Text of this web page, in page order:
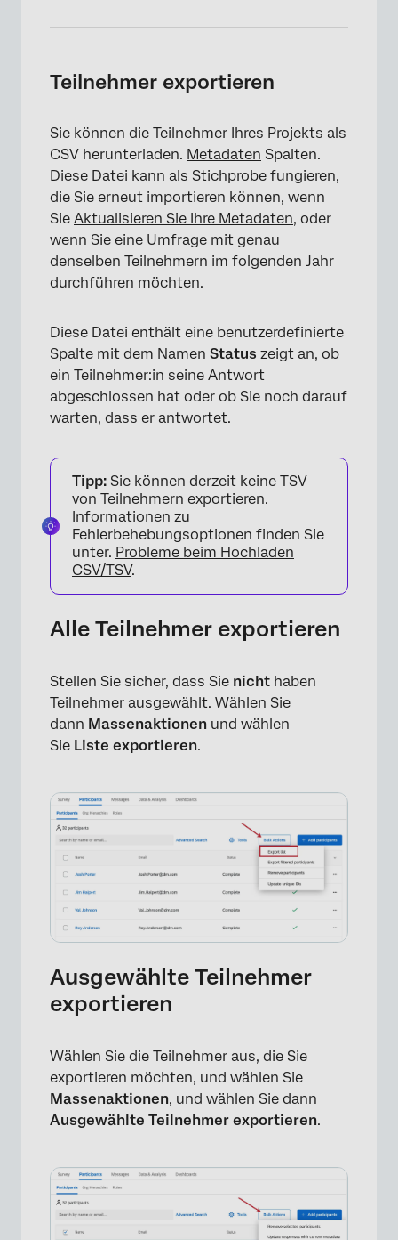
×
Teilnehmer exportieren
Sie können die Teilnehmer Ihres Projekts als
CSV herunterladen. Metadaten Spalten.
Diese Datei kann als Stichprobe fungieren,
die Sie erneut importieren können, wenn
Sie Aktualisieren Sie Ihre Metadaten, oder
wenn Sie eine Umfrage mit genau
denselben Teilnehmern im folgenden Jahr
durchführen möchten.
Diese Datei enthält eine benutzerdefinierte
Spalte mit dem Namen Status zeigt an, ob
ein Teilnehmer:in seine Antwort
abgeschlossen hat oder ob Sie noch darauf
warten, dass er antwortet.
Tipp: Sie können derzeit keine TSV
von Teilnehmern exportieren.
Informationen zu
Fehlerbehebungsoptionen finden Sie
unter. Probleme beim Hochladen
CSV/TSV.
Alle Teilnehmer exportieren
Stellen Sie sicher, dass Sie nicht haben
Teilnehmer ausgewählt. Wählen Sie
dann Massenaktionen und wählen
Sie Liste exportieren.
Ausgewählte Teilnehmer
exportieren
Wählen Sie die Teilnehmer aus, die Sie
exportieren möchten, und wählen Sie
Massenaktionen, und wählen Sie dann
Ausgewählte Teilnehmer exportieren.